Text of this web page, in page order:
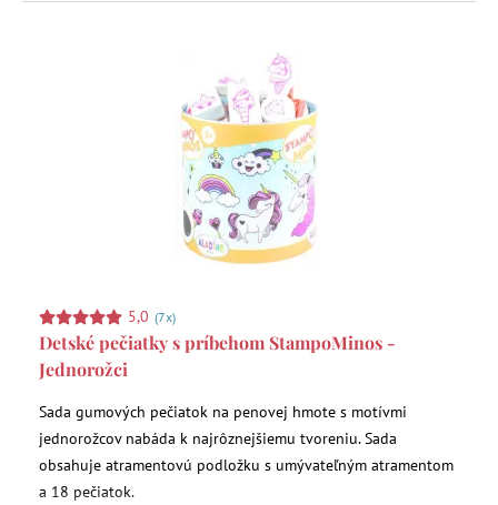
5,0 (7x)
Detské pečiatky s príbehom StampoMinos -
Jednorožci
Sada gumových pečiatok na penovej hmote s motívmi
jednorožcov nabáda k najrôznejšiemu tvoreniu. Sada
obsahuje atramentovú podložku s umývateľným atramentom
a 18 pečiatok.